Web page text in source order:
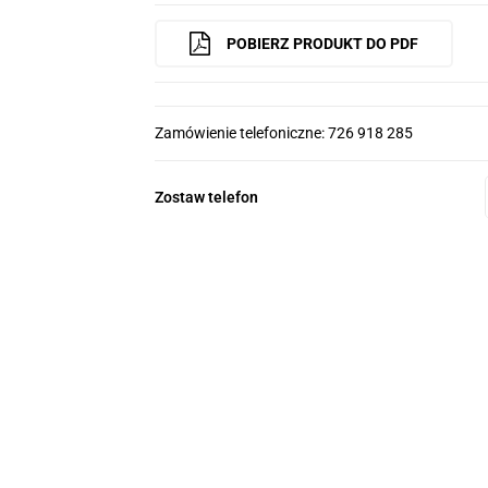
POBIERZ PRODUKT DO PDF
Zamówienie telefoniczne: 726 918 285
Zostaw telefon